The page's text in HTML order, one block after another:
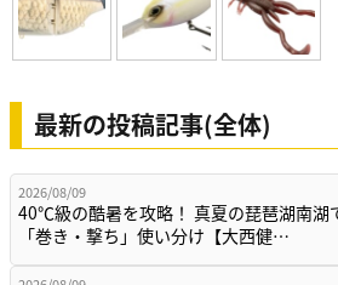
最新の投稿記事(全体)
2026/08/09
40℃級の酷暑を攻略！ 真夏の琵琶湖南湖
「巻き・撃ち」使い分け【大西健…